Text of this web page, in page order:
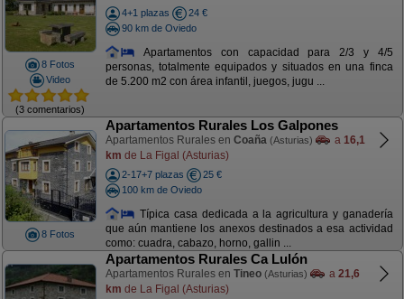
8 Fotos
Video
(3 comentarios)
4+1 plazas
24 €
90 km de Oviedo
Apartamentos con capacidad para 2/3 y 4/5
personas, totalmente equipados y situados en una finca
de 5.200 m2 con área infantil, juegos, jugu ...
8 Fotos
Apartamentos Rurales Los Galpones
Apartamentos Rurales en Coaña (Asturias) a 16,1
km de La Figal (Asturias)
2-17+7 plazas
25 €
100 km de Oviedo
Típica casa dedicada a la agricultura y ganadería
que aún mantiene los anexos destinados a esa actividad
como: cuadra, cabazo, horno, gallin ...
Apartamentos Rurales Ca Lulón
Apartamentos Rurales en Tineo (Asturias) a 21,6
km de La Figal (Asturias)